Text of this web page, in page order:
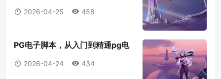
PG电子假不假
2026-04-25 458
PG电子脚本，从入门到精通pg电
子脚本
2026-04-24 434